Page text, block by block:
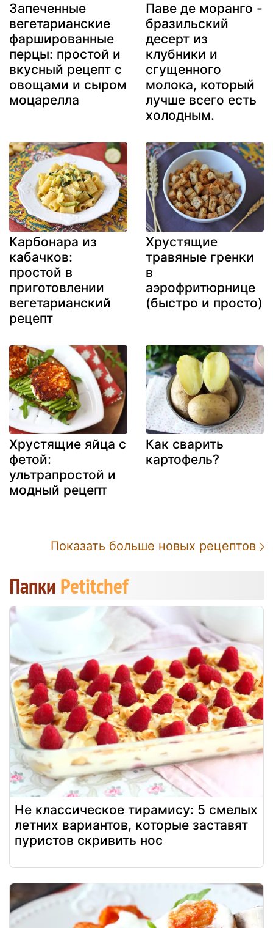
Запеченные
вегетарианские
фаршированные
перцы: простой и
вкусный рецепт с
овощами и сыром
моцарелла
Паве де моранго -
бразильский
десерт из
клубники и
сгущенного
молока, который
лучше всего есть
холодным.
Карбонара из
кабачков:
простой в
приготовлении
вегетарианский
рецепт
Хрустящие
травяные гренки
в
аэрофритюрнице
(быстро и просто)
Хрустящие яйца с
фетой:
ультрапростой и
модный рецепт
Как сварить
картофель?
Показать больше новых рецептов
ПапкиPetitchef
Не классическое тирамису: 5 смелых
летних вариантов, которые заставят
пуристов скривить нос